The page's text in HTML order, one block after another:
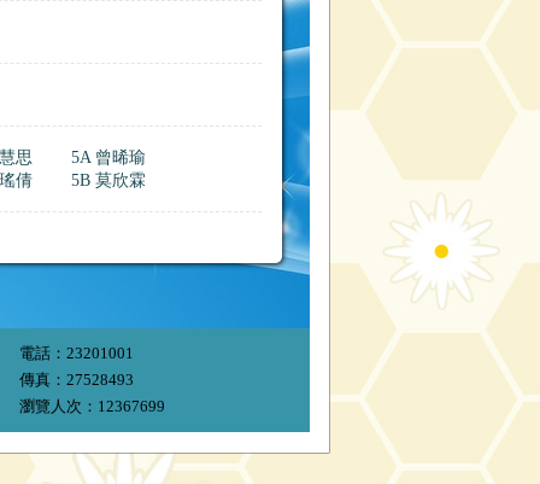
思
5A 曾晞瑜
倩
5B 莫欣霖
電話：23201001
傳真：27528493
瀏覽人次：12367699